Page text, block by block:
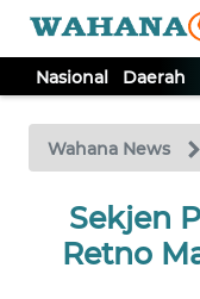
Nasional Daerah
Wahana News
Sekjen
Retno
TV
Tutup
NASIONAL